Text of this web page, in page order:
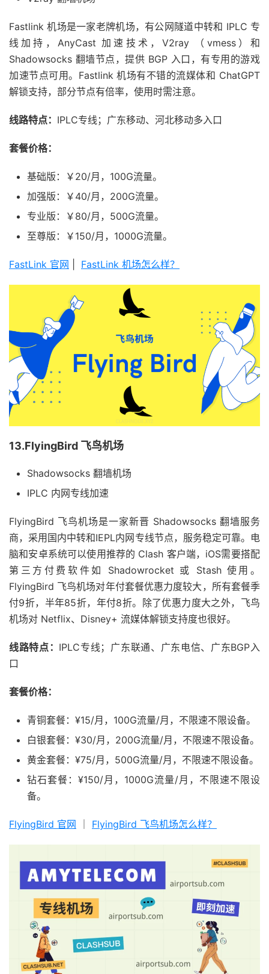
Fastlink 机场是一家老牌机场，有公网隧道中转和 IPLC 专
线加持，AnyCast 加速技术，V2ray （vmess）和
Shadowsocks 翻墙节点，提供 BGP 入口，有专用的游戏
加速节点可用。Fastlink 机场有不错的流媒体和 ChatGPT
解锁支持，部分节点有倍率，使用时需注意。
线路特点： IPLC专线；广东移动、河北移动多入口
套餐价格：
基础版：￥20/月，100G流量。
加强版：￥40/月，200G流量。
专业版：￥80/月，500G流量。
至尊版：￥150/月，1000G流量。
FastLink 官网 FastLink 机场怎么样？
13.FlyingBird 飞鸟机场
Shadowsocks 翻墙机场
IPLC 内网专线加速
FlyingBird 飞鸟机场是一家新晋 Shadowsocks 翻墙服务
商，采用国内中转和IEPL内网专线节点，服务稳定可靠。电
脑和安卓系统可以使用推荐的 Clash 客户端，iOS需要搭配
第三方付费软件如 Shadowrocket 或 Stash 使用。
FlyingBird 飞鸟机场对年付套餐优惠力度较大，所有套餐季
付9折，半年85折，年付8折。除了优惠力度大之外，飞鸟
机场对 Netflix、Disney+ 流媒体解锁支持度也很好。
线路特点： IPLC专线；广东联通、广东电信、广东BGP入
口
套餐价格：
青铜套餐：¥15/月，100G流量/月，不限速不限设备。
白银套餐：¥30/月，200G流量/月，不限速不限设备。
黄金套餐：¥75/月，500G流量/月，不限速不限设备。
钻石套餐：¥150/月，1000G流量/月，不限速不限设
备。
FlyingBird 官网 FlyingBird 飞鸟机场怎么样？